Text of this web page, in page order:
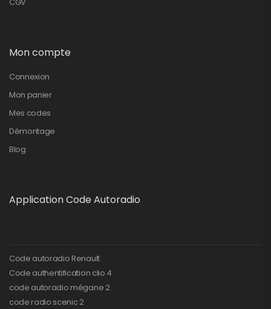
Mon compte
Connexion
Mon panier
Mes codes
Démontage
Blog
Application Code Autoradio
Code autoradio Renault
Code authentification clio 4
code autoradio mégane 2
code radio scenic 2